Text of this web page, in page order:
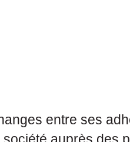
entre ses
auprès des